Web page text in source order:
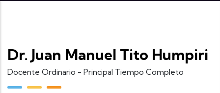
Dr. Juan Manuel Tito Humpiri
Docente Ordinario - Principal Tiempo Completo